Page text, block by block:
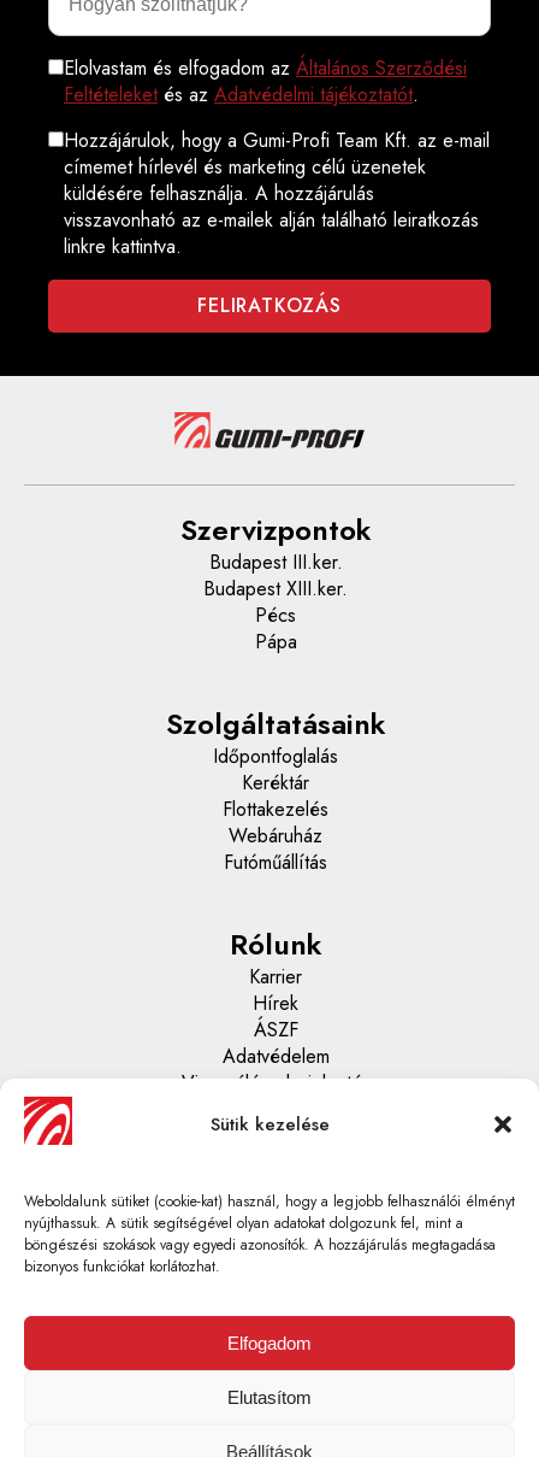
Sütik kezelése
Weboldalunk sütiket (cookie-kat) használ, hogy a legjobb felhasználói élményt
nyújthassuk. A sütik segítségével olyan adatokat dolgozunk fel, mint a
böngészési szokások vagy egyedi azonosítók. A hozzájárulás megtagadása
bizonyos funkciókat korlátozhat.
Elfogadom
Elutasítom
Beállítások
Elolvastam és elfogadom az Általános Szerződési
Feltételeketés az Adatvédelmi tájékoztatót.
Hozzájárulok, hogy a Gumi-Profi Team Kft. az e-mail
címemet hírlevél és marketing célú üzenetek
küldésére felhasználja. A hozzájárulás
visszavonható az e-mailek alján található leiratkozás
linkre kattintva.
Szervizpontok
Budapest III.ker.
Budapest XIII.ker.
Pécs
Pápa
Szolgáltatásaink
Időpontfoglalás
Keréktár
Flottakezelés
Webáruház
Futóműállítás
Rólunk
Karrier
Hírek
ÁSZF
Adatvédelem
Visszaélés - bejelentés
06 1 430 67 70
info@gumi-profi.hu
GUMI-PROFI TEAM KFT.Adószám: 10735442-2-41 |
Székhely: H-1037 Budapest, Csillaghegyi út 22. | Tel: 06 1